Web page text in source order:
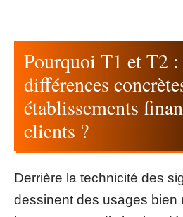
Pourquoi T1 et T2
différences
établissements
clients ?
Derrière la technicité des
dessinent des usages bien